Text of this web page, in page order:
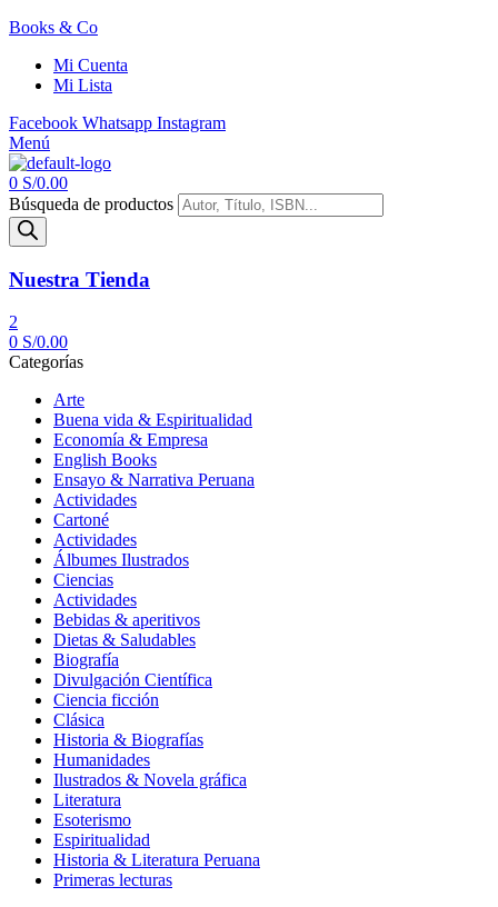
Books & Co
Mi Cuenta
Mi Lista
Facebook Whatsapp Instagram
Menú
0 S/0.00
Búsqueda de productos
Nuestra Tienda
2
0 S/0.00
Categorías
Arte
Buena vida & Espiritualidad
Economía & Empresa
English Books
Ensayo & Narrativa Peruana
Actividades
Cartoné
Actividades
Álbumes Ilustrados
Ciencias
Actividades
Bebidas & aperitivos
Dietas & Saludables
Biografía
Divulgación Científica
Ciencia ficción
Clásica
Historia & Biografías
Humanidades
Ilustrados & Novela gráfica
Literatura
Esoterismo
Espiritualidad
Historia & Literatura Peruana
Primeras lecturas